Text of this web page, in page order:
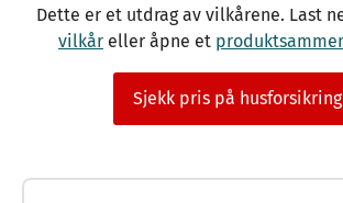
Dette er et utdrag av vilkårene. Last
vilkår eller åpne et
Sjekk pris på husforsikring